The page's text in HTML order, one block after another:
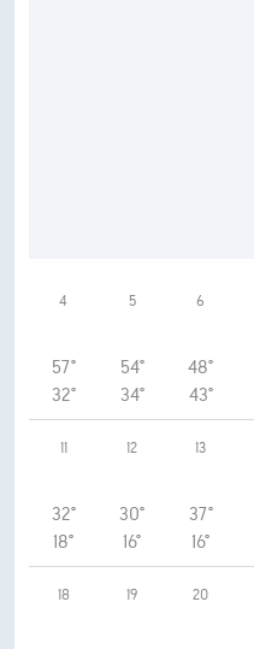
4
57°
32°
5
54°
34°
6
48°
43°
11
32°
18°
12
30°
16°
13
37°
16°
18 19 20